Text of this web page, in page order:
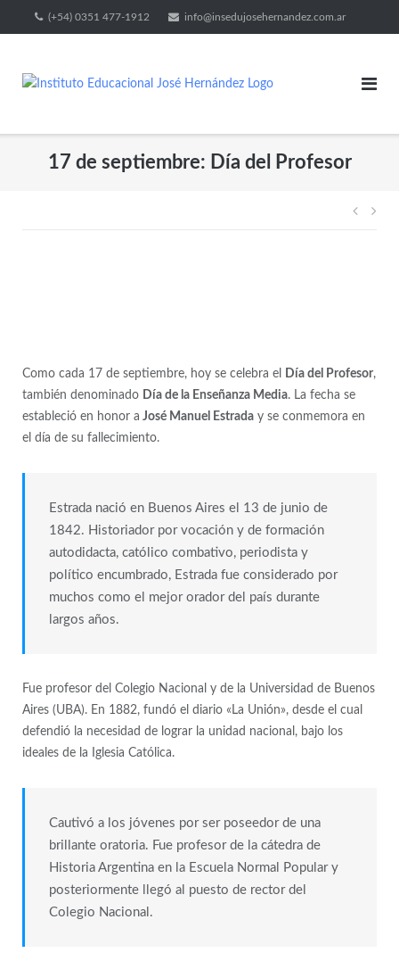
(+54) 0351 477-1912 info@insedujosehernandez.com.ar
17 de septiembre: Día del Profesor
Como cada 17 de septiembre, hoy se celebra el Día del Profesor,
también denominado Día de la Enseñanza Media. La fecha se
estableció en honor a José Manuel Estraday se conmemora en
el día de su fallecimiento.
Estrada nació en Buenos Aires el 13 de junio de
1842. Historiador por vocación y de formación
autodidacta, católico combativo, periodista y
político encumbrado, Estrada fue considerado por
muchos como el mejor orador del país durante
largos años.
Fue profesor del Colegio Nacional y de la Universidad de Buenos
Aires (UBA). En 1882, fundó el diario «La Unión», desde el cual
defendió la necesidad de lograr la unidad nacional, bajo los
ideales de la Iglesia Católica.
Cautivó a los jóvenes por ser poseedor de una
brillante oratoria. Fue profesor de la cátedra de
Historia Argentina en la Escuela Normal Popular y
posteriormente llegó al puesto de rector del
Colegio Nacional.